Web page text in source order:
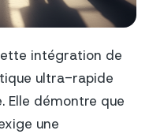
intégration de
ultra-rapide
Elle démontre que
une